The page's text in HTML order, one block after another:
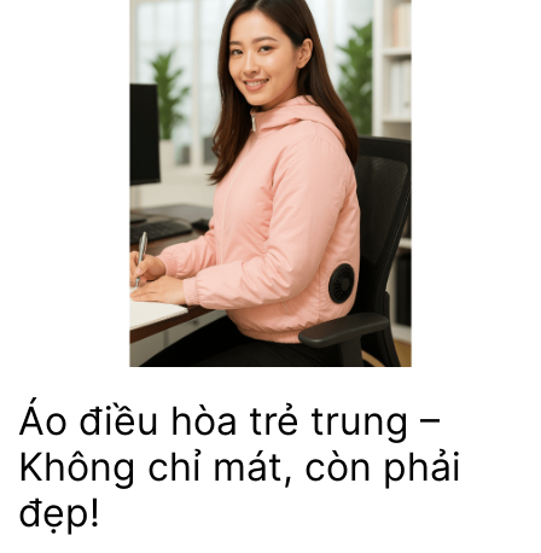
Áo điều hòa trẻ trung –
Không chỉ mát, còn phải
đẹp!